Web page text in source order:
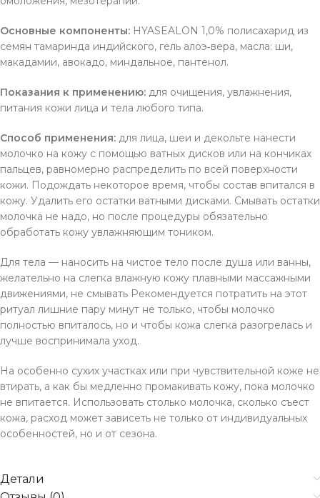
Основные компоненты: HYASEALON 1,0% полисахарид из
семян тамаринда индийского, гель алоэ‐вера, масла: ши,
макадамии, авокадо, миндальное, пантенол.
Показания к применению: для очищения, увлажнения,
питания кожи лица и тела любого типа.
Способ применения: для лица, шеи и декольте нанести
молочко на кожу с помощью ватных дисков или на кончиках
пальцев, равномерно распределить по всей поверхности
кожи. Подождать некоторое время, чтобы состав впитался в
кожу. Удалить его остатки ватными дисками. Смывать остатки
молочка не надо, но после процедуры обязательно
обработать кожу увлажняющим тоником.
Для тела — наносить на чистое тело после душа или ванны,
желательно на слегка влажную кожу плавными массажными
движениями, не смывать Рекомендуется потратить на этот
ритуал лишние пару минут не только, чтобы молочко
полностью впиталось, но и чтобы кожа слегка разогрелась и
лучше воспринимала уход.
На особенно сухих участках или при чувствительной коже не
втирать, а как бы медленно промакивать кожу, пока молочко
не впитается. Использовать столько молочка, сколько съест
кожа, расход может зависеть не только от индивидуальных
особенностей, но и от сезона.
Детали